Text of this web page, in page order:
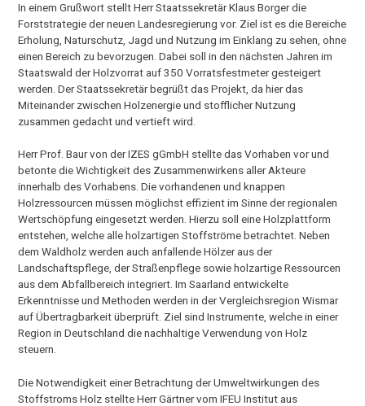
In einem Grußwort stellt Herr Staatssekretär Klaus Borger die
Forststrategie der neuen Landesregierung vor. Ziel ist es die Bereiche
Erholung, Naturschutz, Jagd und Nutzung im Einklang zu sehen, ohne
einen Bereich zu bevorzugen. Dabei soll in den nächsten Jahren im
Staatswald der Holzvorrat auf 350 Vorratsfestmeter gesteigert
werden. Der Staatssekretär begrüßt das Projekt, da hier das
Miteinander zwischen Holzenergie und stofflicher Nutzung
zusammen gedacht und vertieft wird.
Herr Prof. Baur von der IZES gGmbH stellte das Vorhaben vor und
betonte die Wichtigkeit des Zusammenwirkens aller Akteure
innerhalb des Vorhabens. Die vorhandenen und knappen
Holzressourcen müssen möglichst effizient im Sinne der regionalen
Wertschöpfung eingesetzt werden. Hierzu soll eine Holzplattform
entstehen, welche alle holzartigen Stoffströme betrachtet. Neben
dem Waldholz werden auch anfallende Hölzer aus der
Landschaftspflege, der Straßenpflege sowie holzartige Ressourcen
aus dem Abfallbereich integriert. Im Saarland entwickelte
Erkenntnisse und Methoden werden in der Vergleichsregion Wismar
auf Übertragbarkeit überprüft. Ziel sind Instrumente, welche in einer
Region in Deutschland die nachhaltige Verwendung von Holz
steuern.
Die Notwendigkeit einer Betrachtung der Umweltwirkungen des
Stoffstroms Holz stellte Herr Gärtner vom IFEU Institut aus